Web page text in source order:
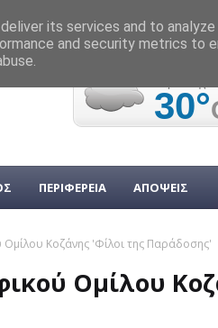
ΠΕΡΙΦΕΡΕΙΑ ΑΠΟΨΕΙΣ
Κοζάνης 'Φίλοι της Παράδοσης'
Ομίλου
its services and to
and security metrics to